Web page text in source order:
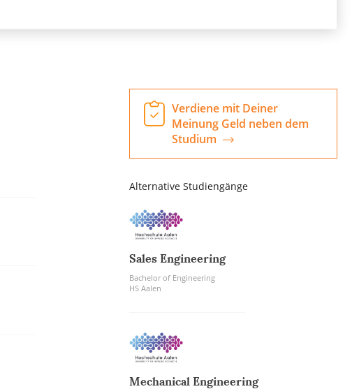
Verdiene mit Deiner
Meinung Geld neben dem
Studium
Alternative Studiengänge
Sales Engineering
Bachelor of Engineering
HS Aalen
Mechanical Engineering